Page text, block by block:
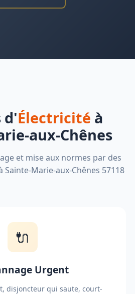
d'Électricité à
aux-Chênes
et mise aux normes par des
Marie-aux-Chênes 57118
🔌
Urgent
disjoncteur qui saute, court-